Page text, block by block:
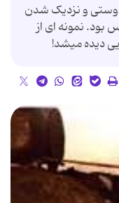
دوستی و نزدیک شدن
بود. نمونه ای از
دیده میشد!